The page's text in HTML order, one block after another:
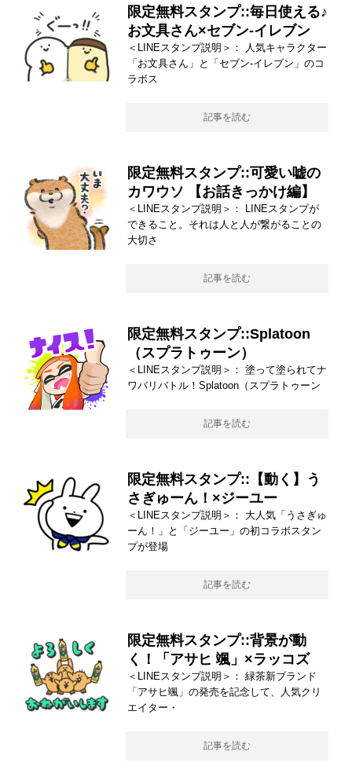
限定無料スタンプ::毎日使える♪
お文具さん×セブン-イレブン
＜LINEスタンプ説明＞： 人気キャラクター
「お文具さん」と「セブン-イレブン」のコ
ラボス
記事を読む
限定無料スタンプ::可愛い嘘の
カワウソ 【お話きっかけ編】
＜LINEスタンプ説明＞： LINEスタンプが
できること。それは人と人が繋がることの
大切さ
記事を読む
限定無料スタンプ::Splatoon
（スプラトゥーン）
＜LINEスタンプ説明＞： 塗って塗られてナ
ワバリバトル！Splatoon（スプラトゥーン
記事を読む
限定無料スタンプ::【動く】う
さぎゅーん！×ジーユー
＜LINEスタンプ説明＞： 大人気「うさぎゅ
ーん！」と「ジーユー」の初コラボスタン
プが登場
記事を読む
限定無料スタンプ::背景が動
く！「アサヒ 颯」×ラッコズ
＜LINEスタンプ説明＞： 緑茶新ブランド
「アサヒ颯」の発売を記念して、人気クリ
エイター・
記事を読む